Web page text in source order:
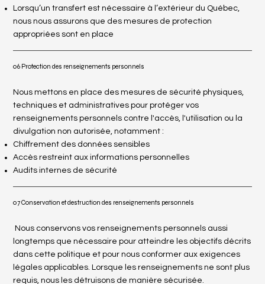
Lorsqu’un transfert est nécessaire à l’extérieur du Québec,
nous nous assurons que des mesures de protection
appropriées sont en place
06 Protection des renseignements personnels
Nous mettons en place des mesures de sécurité physiques,
techniques et administratives pour protéger vos
renseignements personnels contre l'accès, l'utilisation ou la
divulgation non autorisée, notamment :
Chiffrement des données sensibles
Accès restreint aux informations personnelles
Audits internes de sécurité
07 Conservation et destruction des renseignements personnels
Nous conservons vos renseignements personnels aussi
longtemps que nécessaire pour atteindre les objectifs décrits
dans cette politique et pour nous conformer aux exigences
légales applicables. Lorsque les renseignements ne sont plus
requis, nous les détruisons de manière sécurisée.